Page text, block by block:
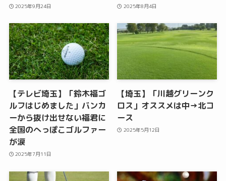
2025年9月24日 2025年8月4日
【テレビ埼玉】「鈴木福ゴ
ルフはじめました」バンカ
ーから抜け出せない福君に
全国のへっぽこゴルファー
が涙
2025年7月11日
【埼玉】「川越グリーンク
ロス」オススメは中→北コ
ース
2025年5月12日